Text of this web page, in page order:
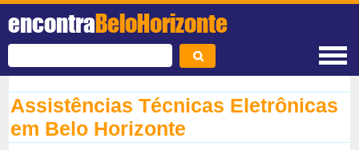
encontraBeloHorizonte
Assistências Técnicas Eletrônicas
em Belo Horizonte